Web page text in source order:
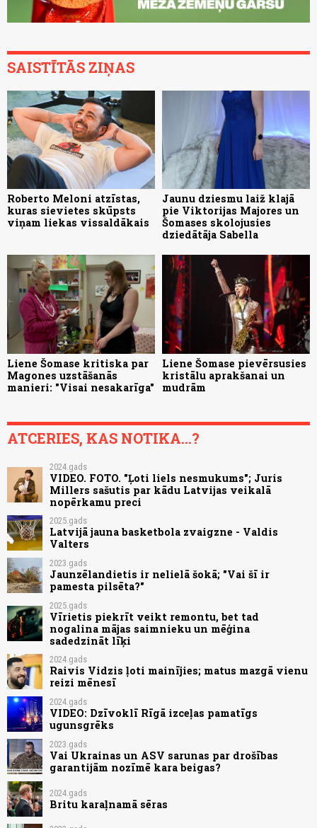
SAISTĪTĀS ZIŅAS
Roberto Meloni atzīstas,
kuras sievietes skūpsts
viņam liekas vissaldākais
Jaunu dziesmu laiž klajā
pie Viktorijas Majores un
Šomases skolojusies
dziedātāja Sabella
Liene Šomase kritiska par
Magones uzstāšanās
manieri: "Visai nesakarīga"
Liene Šomase pievērsusies
kristālu aprakšanai un
mudrām
ATCERIES, KAS NOTIKA...?
2024.gads
VIDEO. FOTO. "Ļoti liels nesmukums"; Juris
Millers sašutis par kādu Latvijas veikalā
nopērkamu preci
2025.gads
Latvijā jauna basketbola zvaigzne - Valdis
Valters
2023.gads
Jaunzēlandietis ir nelielā šokā; "Vai šī ir
pamesta pilsēta?"
2025.gads
Vīrietis piekrīt veikt remontu, bet tad
nogalina mājas saimnieku un mēģina
sadedzināt līķi
2024.gads
Raivis Vidzis ļoti mainījies; matus mazgā vienu
reizi mēnesī
2024.gads
VIDEO: Dzīvoklī Rīgā izceļas pamatīgs
ugunsgrēks
2023.gads
Vai Ukrainas un ASV sarunas par drošības
garantijām nozīmē kara beigas?
2024.gads
Britu karaļnamā sēras